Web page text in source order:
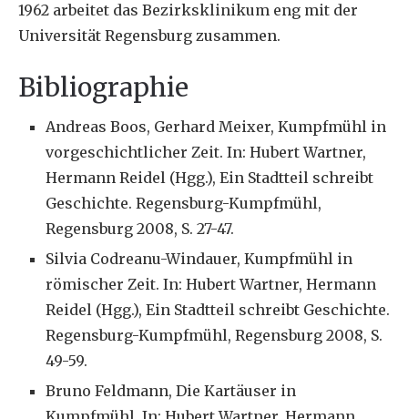
1962 arbeitet das Bezirksklinikum eng mit der
Universität Regensburg zusammen.
Bibliographie
Andreas Boos, Gerhard Meixer, Kumpfmühl in
vorgeschichtlicher Zeit. In: Hubert Wartner,
Hermann Reidel (Hgg.), Ein Stadtteil schreibt
Geschichte. Regensburg-Kumpfmühl,
Regensburg 2008, S. 27-47.
Silvia Codreanu-Windauer, Kumpfmühl in
römischer Zeit. In: Hubert Wartner, Hermann
Reidel (Hgg.), Ein Stadtteil schreibt Geschichte.
Regensburg-Kumpfmühl, Regensburg 2008, S.
49-59.
Bruno Feldmann, Die Kartäuser in